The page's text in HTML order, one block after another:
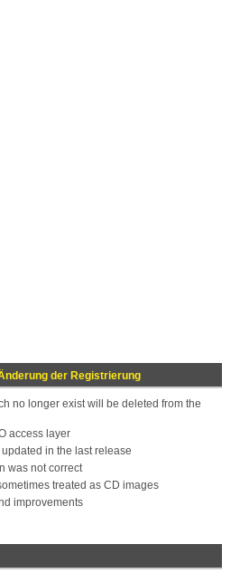
der Registrierung
no longer exist will be deleted from the
access layer
in the last release
was not correct
treated as CD images
improvements